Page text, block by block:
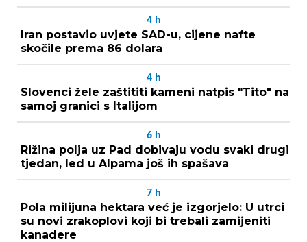
4 h
Iran postavio uvjete SAD-u, cijene nafte
skočile prema 86 dolara
4 h
Slovenci žele zaštititi kameni natpis "Tito" na
samoj granici s Italijom
6 h
Rižina polja uz Pad dobivaju vodu svaki drugi
tjedan, led u Alpama još ih spašava
7 h
Pola milijuna hektara već je izgorjelo: U utrci
su novi zrakoplovi koji bi trebali zamijeniti
kanadere